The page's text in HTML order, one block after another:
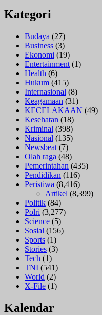
Kategori
Budaya (27)
Business (3)
Ekonomi (19)
Entertainment (1)
Health (6)
Hukum (415)
Internasional (8)
Keagamaan (31)
KECELAKAAN (49)
Kesehatan (18)
Kriminal (398)
Nasional (135)
Newsbeat (7)
Olah raga (48)
Pemerintahan (435)
Pendidikan (116)
Peristiwa (8,416)
Artikel (8,399)
Politik (84)
Polri (3,277)
Science (5)
Sosial (156)
Sports (1)
Stories (3)
Tech (1)
TNI (541)
World (2)
X-File (1)
Kalendar